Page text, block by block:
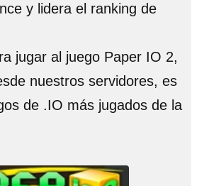
y lidera el ranking de
jugar al juego Paper IO 2,
nuestros servidores, es
de .IO más jugados de la